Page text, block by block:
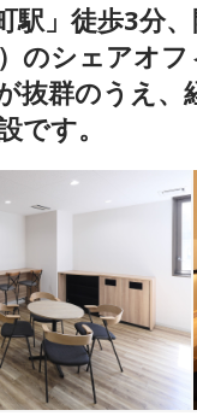
駅」徒歩3分
のシェアオ
抜群のうえ
です。